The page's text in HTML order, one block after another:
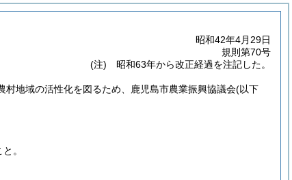
昭和42年4月29日
規則第70号
(注) 昭和63年から改正経過を注記した。
地域の活性化を図るため、鹿児島市農業振興協議会(以下
。